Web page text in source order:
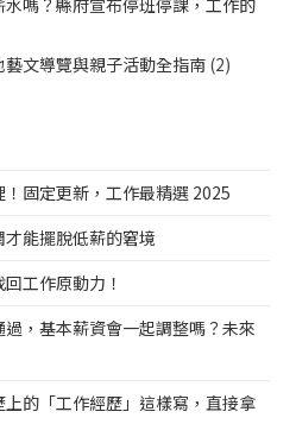
水嗎？縣府宣布停班停課，工作的
藝文導覽與親子活動全指南 (2)
！固定更新，工作最精選 2025
才能擺脫低薪的窘境
工作原動力！
過，基本薪資會一起調整嗎？未來
上的「工作經歷」這樣寫，直接拿